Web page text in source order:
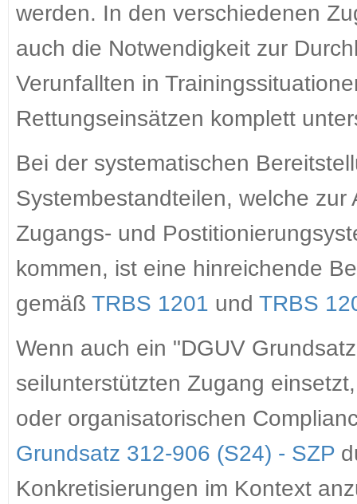
werden. In den verschiedenen
auch die Notwendigkeit zur
Verunfallten in
Rettungseinsätzen komplett
Bei der systematischen
Systembestandteilen, welche
Zugangs- und
kommen, ist eine hinreichende
gemäß TRBS 1201 und TRBS
Wenn auch ein "DGUV
seilunterstützten Zugang
oder organisatorischen
Grundsatz 312-906 (S24) - SZP
Konkretisierungen im Kontext